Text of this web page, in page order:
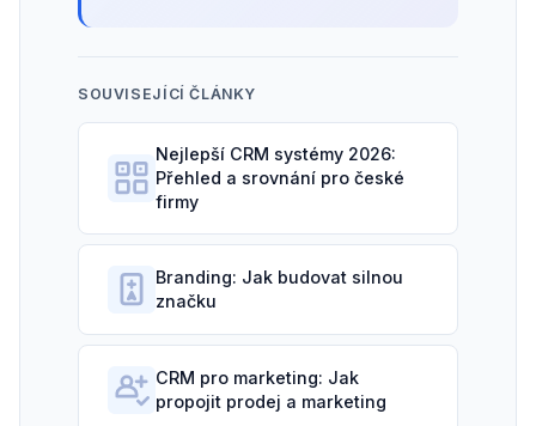
SOUVISEJÍCÍ ČLÁNKY
Nejlepší CRM systémy 2026:
Přehled a srovnání pro české
firmy
Branding: Jak budovat silnou
značku
CRM pro marketing: Jak
propojit prodej a marketing